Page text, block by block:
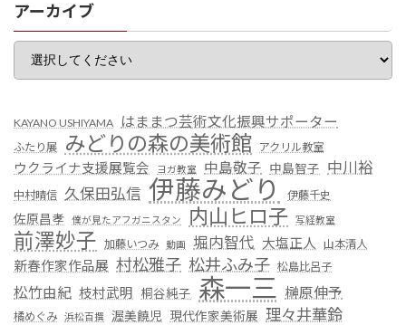
アーカイブ
KAYANO USHIYAMA はままつ芸術文化振興サポーター
ふたり展 みどりの森の美術館 アクリル教室
ウクライナ支援展覧会 ヨガ教室 中島敬子 中島智子 中川裕
中村晴信 久保田弘信 伊藤みどり 伊藤千史
佐原昌孝 僕が見たアフガニスタン 内山ヒロ子 写経教室
前澤妙子 加藤いつみ 動画 堀内智代 大塩正人 山本清人
新春作家作品展 村松雅子 松井ふみ子 松島比呂子
松竹由紀 枝村武明 桐谷純子 森一三 榊原伸予
橘めぐみ 浜松百撰 渥美饒児 現代作家美術展 理々井華鈴